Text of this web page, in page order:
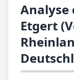
Analyse
Etgert